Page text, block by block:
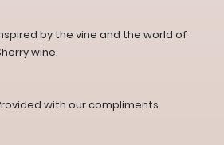
by the vine and the world of
wine.
with our compliments.